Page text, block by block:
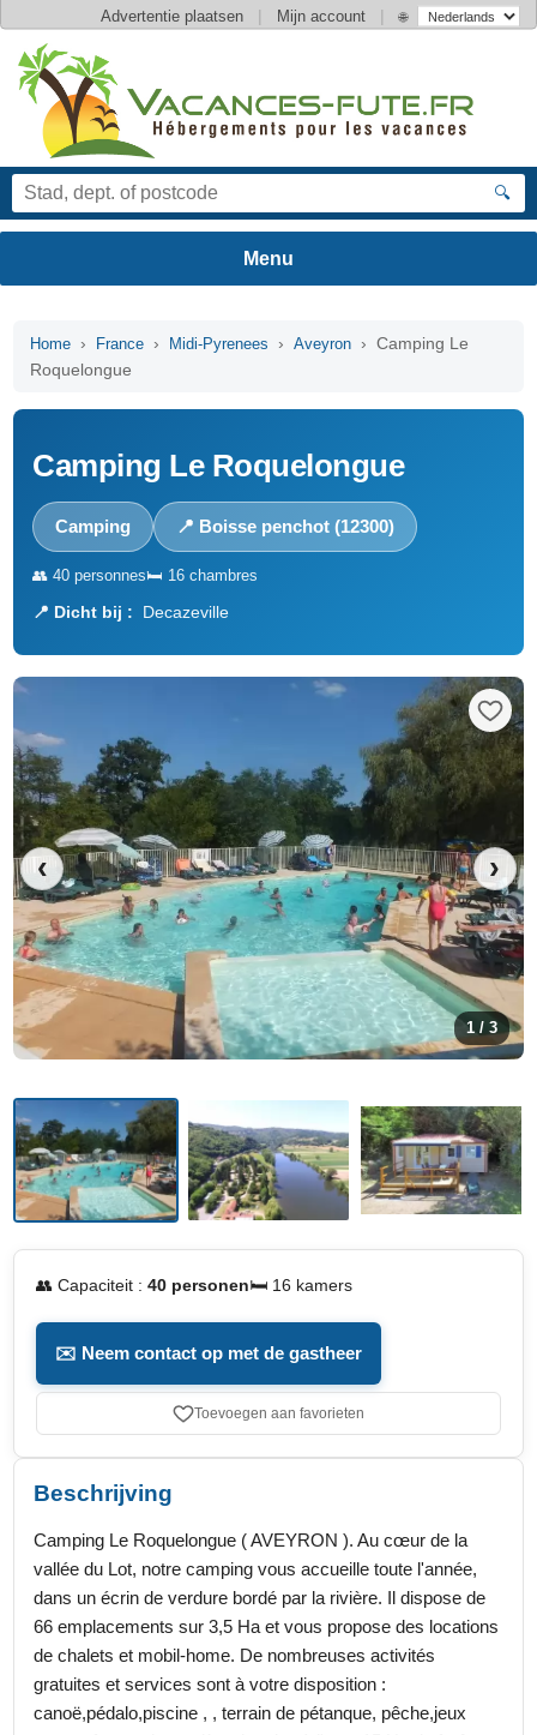
Advertentie plaatsen | Mijn account | 🌐
🔍
Home › France › Midi-Pyrenees ›Aveyron › Camping Le
Roquelongue
Camping Le Roquelongue
Camping 📍 Boisse penchot (12300)
👥 40 personnes🛏️ 16 chambres
📍 Dicht bij : Decazeville
‹ ›
1 / 3
👥 Capaciteit :40 personen🛏️ 16 kamers
✉️ Neem contact op met de gastheer
Toevoegen aan favorieten
Beschrijving
Camping Le Roquelongue ( AVEYRON ). Au cœur de la
vallée du Lot, notre camping vous accueille toute l'année,
dans un écrin de verdure bordé par la rivière. Il dispose de
66 emplacements sur 3,5 Ha et vous propose des locations
de chalets et mobil-home. De nombreuses activités
gratuites et services sont à votre disposition :
canoë,pédalo,piscine , , terrain de pétanque, pêche,jeux